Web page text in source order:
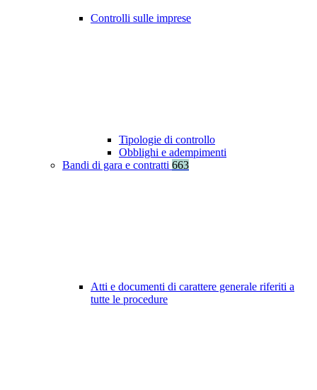
Controlli sulle imprese
Tipologie di controllo
Obblighi e adempimenti
Bandi di gara e contratti 663
Atti e documenti di carattere generale riferiti a
tutte le procedure